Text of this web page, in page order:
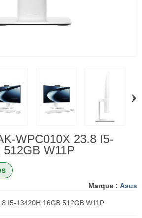
›
WPC010X 23.8 I5-
W11P
Marque : Asus
I5-13420H 16GB 512GB W11P